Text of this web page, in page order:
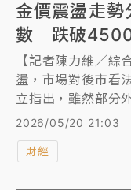
金價震盪走
數 跌破4500
【記者陳力維／綜
盪，市場對後市看
立指出，雖然部分
行仍看好長線發展
美元即屬長線相對
穩健布局，並可搭
2026/05/20 21:03
財經